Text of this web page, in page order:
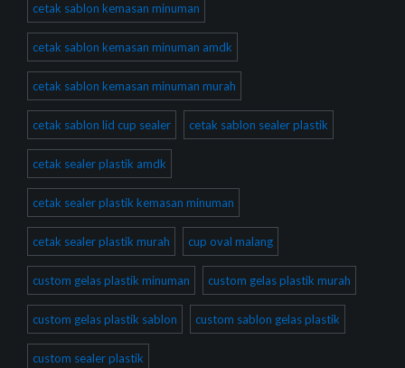
cetak sablon kemasan minuman
cetak sablon kemasan minuman amdk
cetak sablon kemasan minuman murah
cetak sablon lid cup sealer cetak sablon sealer plastik
cetak sealer plastik amdk
cetak sealer plastik kemasan minuman
cetak sealer plastik murah cup oval malang
custom gelas plastik minuman custom gelas plastik murah
custom gelas plastik sablon custom sablon gelas plastik
custom sealer plastik